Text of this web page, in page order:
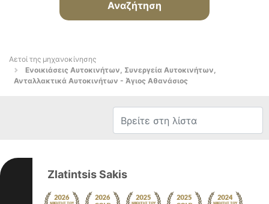
Αναζήτηση
Αετοί της μηχανοκίνησης
Ενοικιάσεις Αυτοκινήτων, Συνεργεία Αυτοκινήτων,
Ανταλλακτικά Αυτοκινήτων - Άγιος Αθανάσιος
Zlatintsis Sakis